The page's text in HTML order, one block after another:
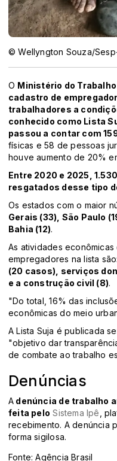
© Wellyngton Souza/
O Ministério do
cadastro de
trabalhadores a
conhecido como Lista
passou a contar com
físicas e 58 de pessoas
houve aumento de 20%
Entre 2020 e 2025,
resgatados desse tipo
Os estados com o maior
Gerais (33), São Paulo
Bahia (12).
As atividades
empregadores na lista são:
(20 casos), serviços
e a construção civil (8).
"Do total, 16% das
econômicas do meio
A Lista Suja é publicada
"objetivo dar
de combate ao trabalho
Denúncias
A denúncia de trabalho
feita pelo Sistema Ipê ,
recebimento. A denúncia
forma sigilosa.
Fonte: Agência Brasil